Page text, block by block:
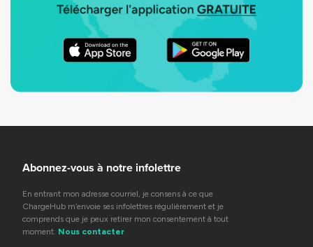
Abonnez-vous à notre infolettre
En entrant mon adresse courriel, je consens à ce que
ChargeHub m’envoie ses infolettres régulièrement et je
comprends que je peux retirer mon consentement à tout
moment. Nous contacter